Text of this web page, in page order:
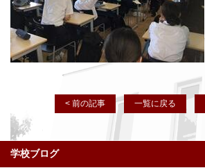
< 前の記事 一覧に戻る
学校ブログ